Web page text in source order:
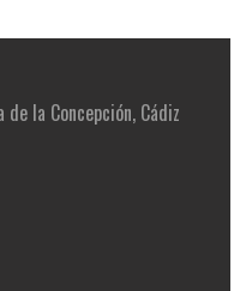
de la Concepción, Cádiz